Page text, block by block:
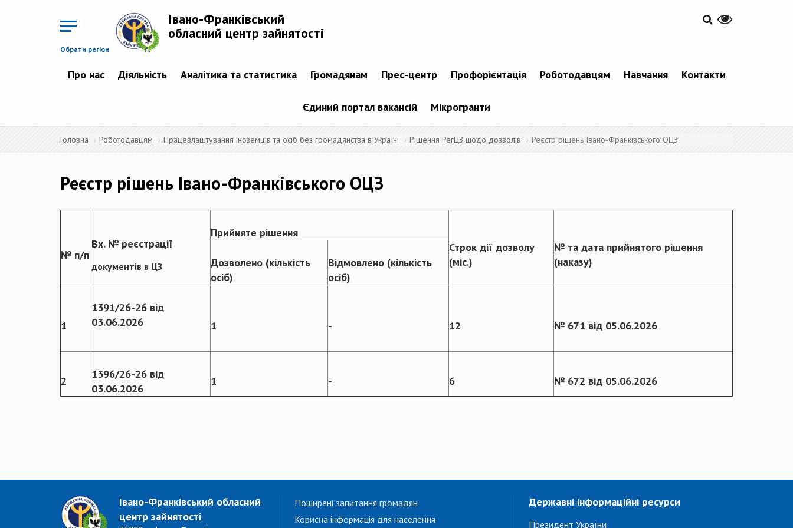
Обрати регіон
Івано-Франківський
обласний центр зайнятості
Про нас Діяльність Аналітика та статистика Громадянам Прес-центр Профорієнтація Роботодавцям Навчання Контакти
Єдиний портал вакансій Мікрогранти
Головна Роботодавцям Працевлаштування іноземців та осіб без громадянства в Україні Рішення РегЦЗ щодо дозволів Реєстр рішень Івано-Франківського ОЦЗ
Реєстр рішень Івано-Франківського ОЦЗ
№ п/п
Вх. № реєстрації
документів в ЦЗ
Прийняте рішення
Строк дії дозволу
(міс.)
№ та дата прийнятого рішення
(наказу)
Дозволено (кількість
осіб)
Відмовлено (кількість
осіб)
1
1391/26-26 від
03.06.2026
1 - 12 № 671 від 05.06.2026
2
1396/26-26 від
03.06.2026
1 - 6 № 672 від 05.06.2026
Івано-Франківський обласний
центр зайнятості
Поширені запитання громадян
Корисна інформація для населення
Державні інформаційні ресурси
Президент України